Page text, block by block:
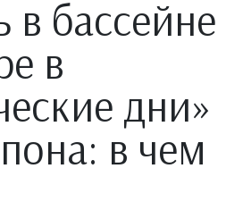
в бассейне
в
дни»
в чем